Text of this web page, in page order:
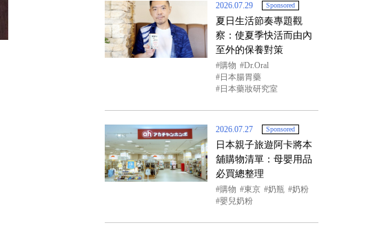
2026.07.29 Sponsored
夏日生活節奏專題觀
察：使夏季快活而由內
至外的保養對策
購物
Dr.Oral
日本腸胃藥
日本藥妝研究室
2026.07.27 Sponsored
日本親子旅遊阿卡將本
舖購物清單：母嬰用品
必買總整理
購物 東京 奶瓶
奶粉
嬰兒奶粉